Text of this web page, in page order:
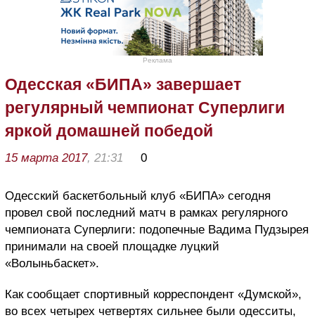
Реклама
Одесская «БИПА» завершает
регулярный чемпионат Суперлиги
яркой домашней победой
15 марта 2017, 21:31 0
Одесский баскетбольный клуб «БИПА» сегодня
провел свой последний матч в рамках регулярного
чемпионата Суперлиги: подопечные Вадима Пудзырея
принимали на своей площадке луцкий
«Волыньбаскет».
Как сообщает спортивный корреспондент «Думской»,
во всех четырех четвертях сильнее были одесситы,